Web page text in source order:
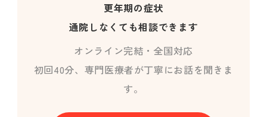
更年期の症状
通院しなくても相談できます
オンライン完結・全国対応
初回40分、専門医療者が丁寧にお話を聞きま
す。